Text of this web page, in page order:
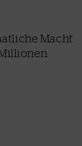
Macht